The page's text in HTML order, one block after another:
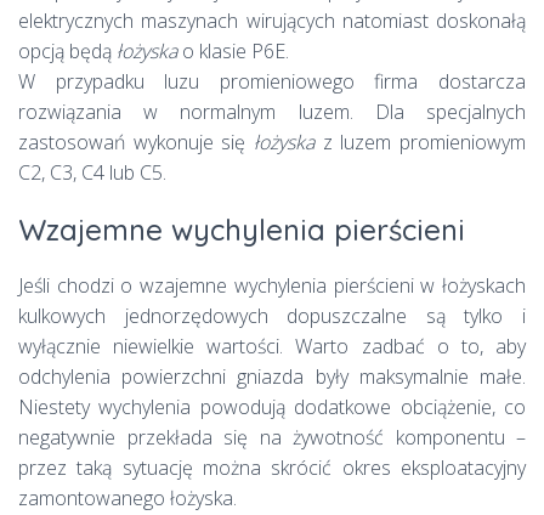
elektrycznych maszynach wirujących natomiast doskonałą
opcją będą łożyskao klasie P6E.
W przypadku luzu promieniowego firma dostarcza
rozwiązania w normalnym luzem. Dla specjalnych
zastosowań wykonuje się łożyskaz luzem promieniowym
C2, C3, C4 lub C5.
Wzajemne wychylenia pierścieni
Jeśli chodzi o wzajemne wychylenia pierścieni w łożyskach
kulkowych jednorzędowych dopuszczalne są tylko i
wyłącznie niewielkie wartości. Warto zadbać o to, aby
odchylenia powierzchni gniazda były maksymalnie małe.
Niestety wychylenia powodują dodatkowe obciążenie, co
negatywnie przekłada się na żywotność komponentu –
przez taką sytuację można skrócić okres eksploatacyjny
zamontowanego łożyska.